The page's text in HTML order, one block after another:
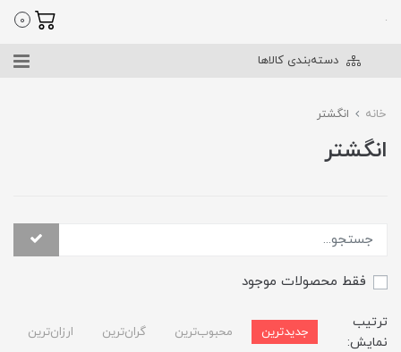
.
0
دسته‌بندی کالاها
خانه انگشتر
انگشتر
فقط محصولات موجود
ترتیب
نمایش:
جدیدترین محبوب‌ترین گران‌ترین ارزان‌ترین